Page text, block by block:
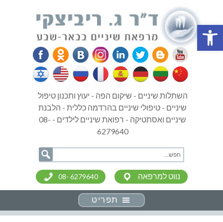
פתח סרגל נגישות
השתלות שיניים - שיקום הפה - יעוץ ותכנון טיפול
שיניים - טיפולי שיניים בהרדמה כללית - הלבנת
שיניים ואסתטיקה - רפואת שיניים לילדים - 08-
6279640
08- 6279640 נווט למרפאה
תפריט